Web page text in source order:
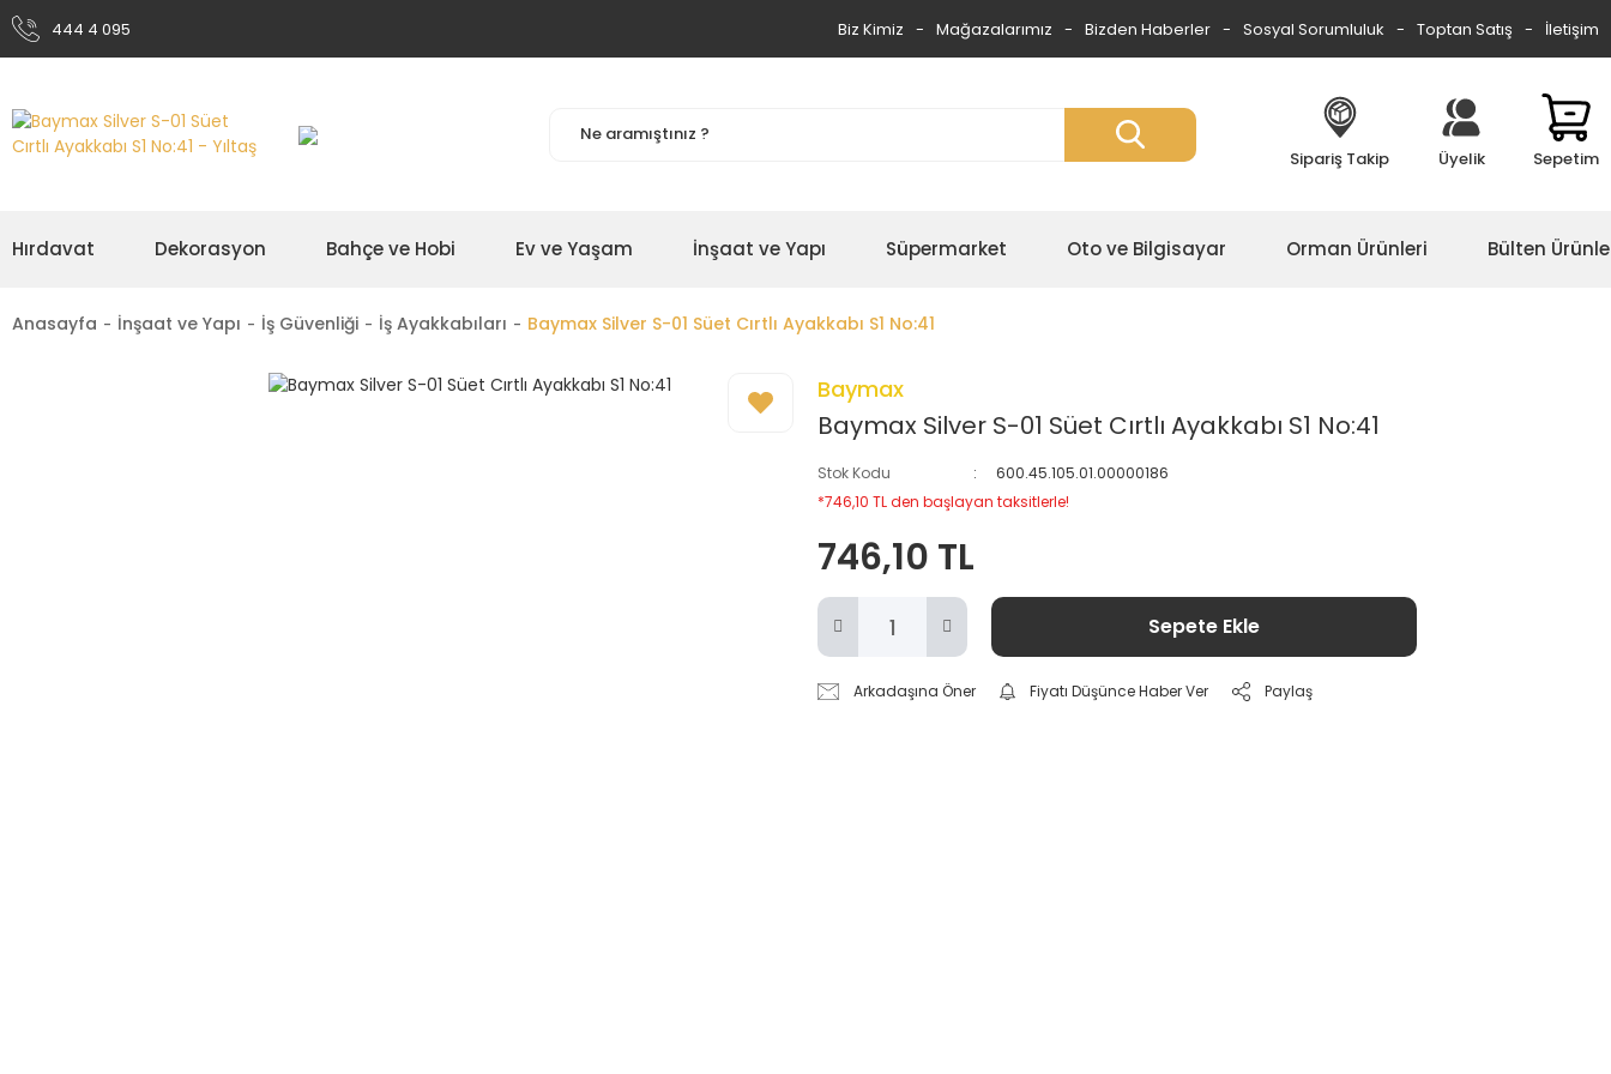
444 4 095 Biz Kimiz Mağazalarımız Bizden Haberler Sosyal Sorumluluk Toptan Satış İletişim
Sipariş Takip Üyelik Sepetim
Hırdavat Dekorasyon Bahçe ve Hobi Ev ve Yaşam İnşaat ve Yapı Süpermarket Oto ve Bilgisayar Orman Ürünleri Bülten
Anasayfa İnşaat ve Yapı İş Güvenliği İş Ayakkabıları Baymax Silver S-01 Süet Cırtlı Ayakkabı S1 No:41
Baymax
Baymax Silver S-01 Süet Cırtlı Ayakkabı S1 No:41
Stok Kodu
600.45.105.01.00000186
*746,10 TL den başlayan taksitlerle!
746,10 TL
Sepete Ekle
Arkadaşına Öner Fiyatı Düşünce Haber Ver Paylaş